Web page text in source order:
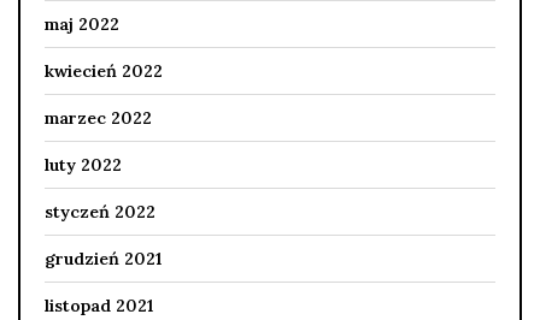
maj 2022
kwiecień 2022
marzec 2022
luty 2022
styczeń 2022
grudzień 2021
listopad 2021